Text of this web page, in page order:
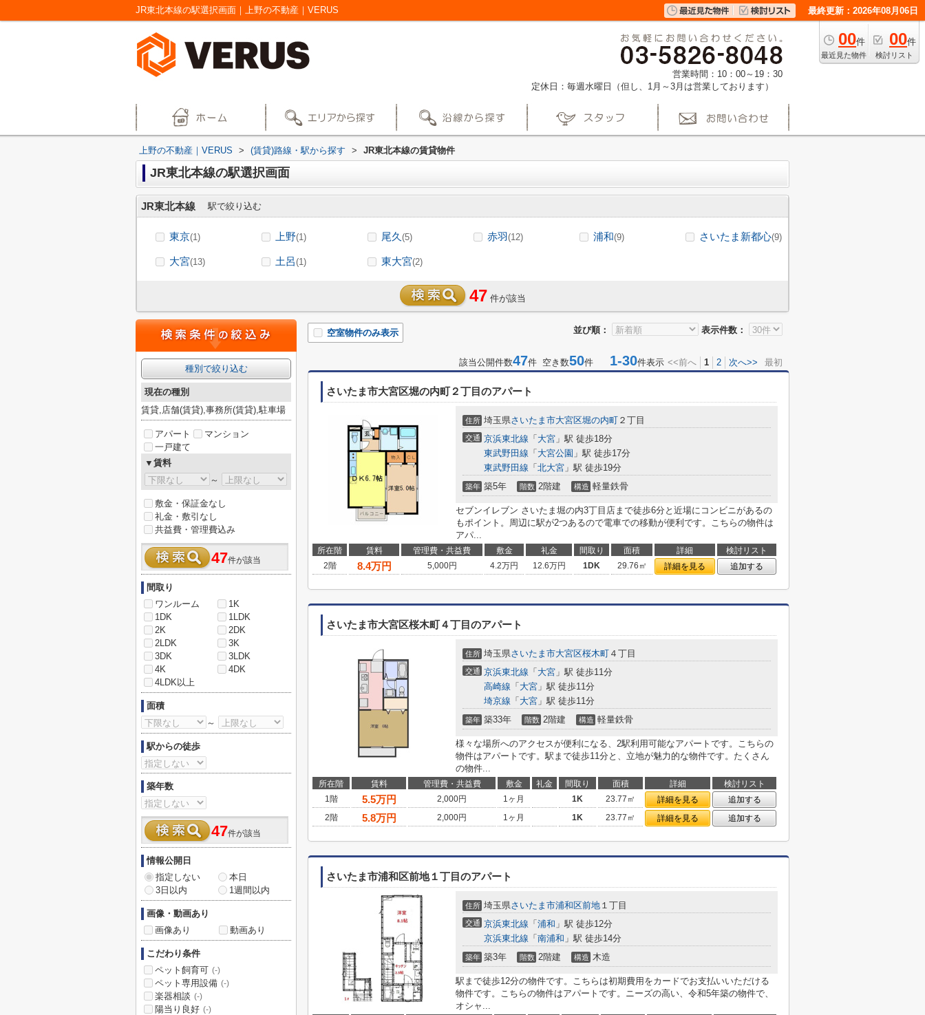
JR東北本線の駅選択画面｜上野の不動産｜VERUS 最終更新：2026年08月06日
00件
最近見た物件
00件
検討リスト
営業時間：10：00～19：30
定休日：毎週水曜日（但し、1月～3月は営業しております）
上野の不動産｜VERUS > (賃貸)路線・駅から探す > JR東北本線の賃貸物件
JR東北本線の駅選択画面
JR東北本線 駅で絞り込む
東京(1) 上野(1) 尾久 (5) 赤羽(12) 浦和(9) さいたま新都心(9)
大宮(13) 土呂(1) 東大宮(2)
47 件が該当
並び順： 表示件数：
空室物件のみ表示
該当公開件数47件 空き数50件 1-30件表示 <<前へ 1 2 次へ>> 最初
さいたま市大宮区堀の内町２丁目のアパート
住所 埼玉県さいたま市大宮区堀の内町 ２丁目
交通 京浜東北線 「 大宮 」駅 徒歩18分
東武野田線 「 大宮公園 」駅 徒歩17分
東武野田線 「 北大宮 」駅 徒歩19分
築年 築5年 階数 2階建 構造 軽量鉄骨
セブンイレブン さいたま堀の内3丁目店まで徒歩6分と近場にコンビニがあるの
もポイント。周辺に駅が2つあるので電車での移動が便利です。こちらの物件は
アパ...
所在階 賃料 管理費・共益費 敷金 礼金 間取り 面積 詳細
検討リスト
2階
8.4万円 5,000円 4.2万円 12.6万円 1DK 29.76㎡ 詳細を見る 追加する
さいたま市大宮区桜木町４丁目のアパート
住所 埼玉県さいたま市大宮区桜木町 ４丁目
交通 京浜東北線 「 大宮 」駅 徒歩11分
高崎線 「 大宮 」駅 徒歩11分
埼京線 「 大宮 」駅 徒歩11分
築年 築33年 階数 2階建 構造 軽量鉄骨
様々な場所へのアクセスが便利になる、2駅利用可能なアパートです。こちらの
物件はアパートです。駅まで徒歩11分と、立地が魅力的な物件です。たくさん
の物件...
所在階 賃料 管理費・共益費 敷金 礼金 間取り 面積 詳細
検討リスト
1階
5.5万円 2,000円 1ヶ月 1K 23.77㎡ 詳細を見る
追加する
2階
5.8万円 2,000円 1ヶ月 1K 23.77㎡ 詳細を見る 追加する
さいたま市浦和区前地１丁目のアパート
住所 埼玉県さいたま市浦和区前地 １丁目
交通 京浜東北線 「 浦和 」駅 徒歩12分
京浜東北線 「 南浦和 」駅 徒歩14分
築年 築3年 階数 2階建 構造 木造
駅まで徒歩12分の物件です。こちらは初期費用をカードでお支払いいただける
物件です。こちらの物件はアパートです。ニーズの高い、令和5年築の物件で、
オシャ...
種別で絞り込む
現在の種別
賃貸,店舗(賃貸),事務所(賃貸),駐車場
アパート
マンション
一戸建て
▼賃料
～
敷金・保証金なし
礼金・敷引なし
共益費・管理費込み
47件が該当
間取り
ワンルーム
1K
1DK
1LDK
2K
2DK
2LDK
3K
3DK
3LDK
4K
4DK
4LDK以上
面積
～
駅からの徒歩
築年数
47件が該当
情報公開日
指定しない
本日
3日以内
1週間以内
画像・動画あり
画像あり
動画あり
こだわり条件
ペット飼育可 (-)
ペット専用設備 (-)
楽器相談 (-)
陽当り良好 (-)